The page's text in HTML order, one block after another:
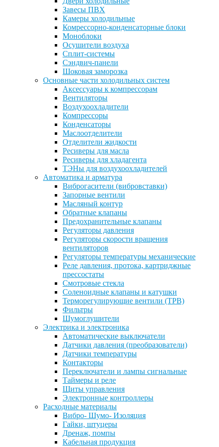
Завесы ПВХ
Камеры холодильные
Комрессорно-конденсаторные блоки
Моноблоки
Осушители воздуха
Сплит-системы
Сэндвич-панели
Шоковая заморозка
Основные части холодильных систем
Аксессуары к компрессорам
Вентиляторы
Воздухоохладители
Компрессоры
Конденсаторы
Маслоотделители
Отделители жидкости
Ресиверы для масла
Ресиверы для хладагента
ТЭНы для воздухоохладителей
Автоматика и арматура
Виброгасители (вибровставки)
Запорные вентили
Масляный контур
Обратные клапаны
Предохранительные клапаны
Регуляторы давления
Регуляторы скорости вращения
вентиляторов
Регуляторы температуры механические
Реле давления, протока, картриджные
прессостаты
Смотровые стекла
Соленоидные клапаны и катушки
Терморегулирующие вентили (ТРВ)
Фильтры
Шумоглушители
Электрика и электроника
Автоматические выключатели
Датчики давления (преобразователи)
Датчики температуры
Контакторы
Переключатели и лампы сигнальные
Таймеры и реле
Щиты управления
Электронные контроллеры
Расходные материалы
Вибро- Шумо- Изоляция
Гайки, штуцеры
Дренаж, помпы
Кабельная продукция